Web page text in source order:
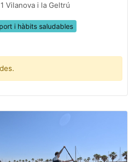
Vilanova i la Geltrú
i hàbits saludables